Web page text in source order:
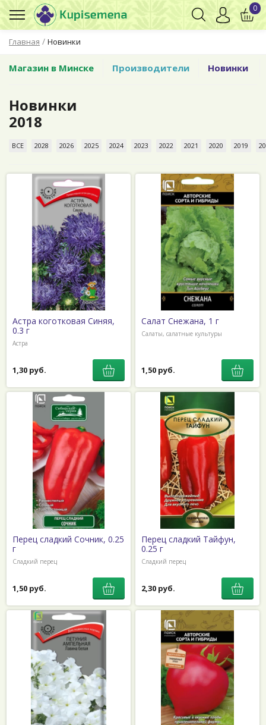
Главная / Новинки
0
Магазин в Минске Производители Новинки
Новинки
2018
ВСЕ 2028 2026 2025 2024 2023 2022 2021 2020 2019
Астра коготковая Синяя,
0.3 г
Астра
1,30 руб.
Салат Снежана, 1 г
Салаты, салатные культуры
1,50 руб.
Перец сладкий Сочник, 0.25
г
Сладкий перец
1,50 руб.
Перец сладкий Тайфун,
0.25 г
Сладкий перец
2,30 руб.